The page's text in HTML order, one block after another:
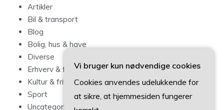
Artikler
Bil & transport
Blog
Bolig, hus & have
Diverse
Erhverv & forbrug
Kultur & fritid
Sport
Uncategorized
Vi bruger kun nødvendige cookies
Cookies anvendes udelukkende for
at sikre, at hjemmesiden fungerer